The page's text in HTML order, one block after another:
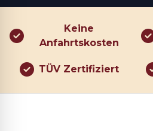
Keine
Anfahrtskosten
TÜV Zertifiziert